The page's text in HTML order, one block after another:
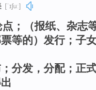
[ˈɪʃuː]
；（报纸、杂志
票等的）发行；子
分发，分配；